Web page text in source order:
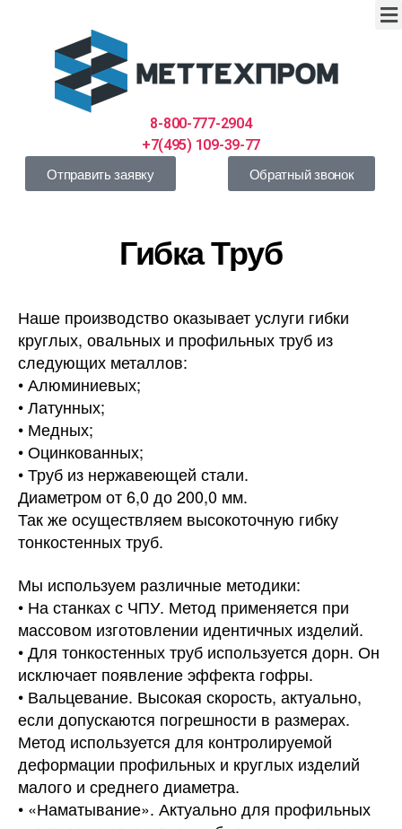
8-800-777-2904
+7(495) 109-39-77
Отправить заявку Обратный звонок
Гибка Труб
Наше производство оказывает услуги гибки
круглых, овальных и профильных труб из
следующих металлов:
• Алюминиевых;
• Латунных;
• Медных;
• Оцинкованных;
• Труб из нержавеющей стали.
Диаметром от 6,0 до 200,0 мм.
Так же осуществляем высокоточную гибку
тонкостенных труб.
Мы используем различные методики:
• На станках с ЧПУ. Метод применяется при
массовом изготовлении идентичных изделий.
• Для тонкостенных труб используется дорн. Он
исключает появление эффекта гофры.
• Вальцевание. Высокая скорость, актуально,
если допускаются погрешности в размерах.
Метод используется для контролируемой
деформации профильных и круглых изделий
малого и среднего диаметра.
• «Наматывание». Актуально для профильных